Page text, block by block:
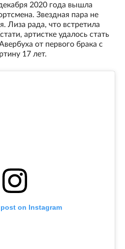
2020 года вышла
Звездная пара не
Лиза рада, что встретила
артистке удалось стать
от первого брака с
17 лет.
on Instagram